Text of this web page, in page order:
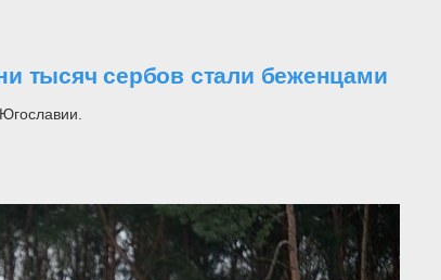
тысяч сербов стали беженцами